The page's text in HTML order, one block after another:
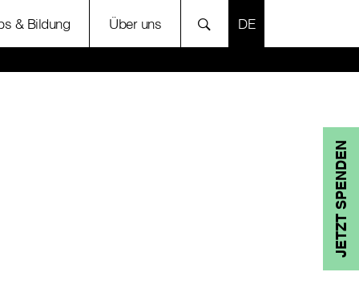
& Bildung Über uns SPRACHE
JETZT SPENDEN